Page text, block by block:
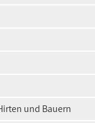
und Bauern